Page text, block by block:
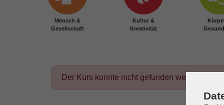
Mensch &
Gesellschaft
Kultur &
Kreativität
Der Kurs konnte nicht gefunden werden.